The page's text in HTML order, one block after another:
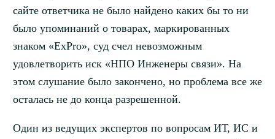
сайте ответчика не было найдено каких бы то ни
было упоминаний о товарах, маркированных
знаком «ExPro», суд счел невозможным
удовлетворить иск «НПО Инженеры связи». На
этом слушание было закончено, но проблема все же
осталась не до конца разрешенной.
Один из ведущих экспертов по вопросам ИТ, ИС и